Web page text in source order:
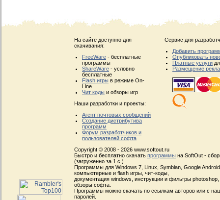
На сайте доступно для
скачивания:
FreeWare - бесплатные
программы
ShareWare - условно
бесплатные
Flash игры в режиме On-
Line
Чит коды и обзоры игр
Наши разработки и проекты:
Агент почтовых сообщений
Создание дистрибутива
программ
Форум разработчиков и
пользователей софта
Сервис для
Добавить
Опубликовать
Платные услуги
Размещение
Copyright © 2008 - 2026 www.softout.ru
Быстро и бесплатно скачать программы на SoftOut -
(загруженно за 1 с.)
Программы для Windows 7, Linux, Symbian, Google
компьютерные и flash игры, чит-коды,
документация windows, инструкции и фильтры
обзоры софта.
Программы можно скачать по ссылкам авторов или с
паролей.